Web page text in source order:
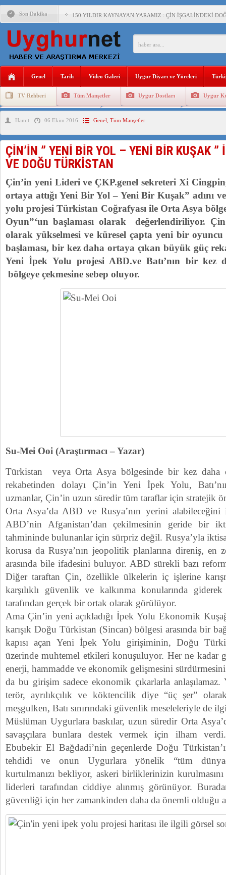
Son Dakika 150 YILDIR KAYNAYAN YARAMIZ : ÇİN İŞGALİNDEKİ
ÇİN’İN UYGUR POLİTİKALARINI ÖVEN DİYANET
ÇİN’İN ANKARA BÜYÜKELÇİSİ JİANG’İN TRABZON
İŞGALCİ ÇİN’DEN “FETİHLER SULTANI
İŞGALCİ ÇİN,DOĞU TÜRKİSTAN’DA EN AZ 143 BİN
Genel Tarih Video Galeri Uygur Diyarı ve Yöreleri
TV Rehberi Tüm Manşetler Uygur Dostları Uygur
Uygurlarda Düğün ve Cenaze
Hamit 06 Ekim 2016 Genel Tüm Manşetler
ÇİN’İN ” YENİ BİR YOL – YENİ BİR KUŞAK ”
VE DOĞU TÜRKİSTAN
Çin’in yeni Lideri ve ÇKP.genel sekreteri Xi
ortaya attığı Yeni Bir Yol – Yeni Bir Kuşak” adını
yolu projesi Türkistan Coğrafyası ile Orta Asya
Oyun”‘un başlaması olarak değerlendiriliyor.
olarak yükselmesi ve küresel çapta yeni bir
başlaması, bir kez daha ortaya çıkan büyük güç
Yeni İpek Yolu projesi ABD.ve Batı’nın bir
bölgeye çekmesine sebep oluyor.
Su-Mei Ooi (Araştırmacı – Yazar)
Türkistan veya Orta Asya bölgesinde bir kez daha
rekabetinden dolayı Çin’in Yeni İpek Yolu,
uzmanlar, Çin’in uzun süredir tüm taraflar için stratejik
Orta Asya’da ABD ve Rusya’nın yerini
ABD’nin Afganistan’dan çekilmesinin geride bir
tahmininde bulunanlar için sürpriz değil. Rusya’yla
korusa da Rusya’nın jeopolitik planlarına direniş, en
arasında bile ifadesini buluyor. ABD sürekli bazı
Diğer taraftan Çin, özellikle ülkelerin iç işlerine
karşılıklı güvenlik ve kalkınma konularında
tarafından gerçek bir ortak olarak görülüyor.
Ama Çin’in yeni açıkladığı İpek Yolu Ekonomik
karışık Doğu Türkistan (Sincan) bölgesi arasında bir
kapısı açan Yeni İpek Yolu girişiminin, Doğu
üzerinde muhtemel etkileri konuşuluyor. Her ne kadar
enerji, hammadde ve ekonomik gelişmesini
da bu girişim sadece ekonomik çıkarlarla
terör, ayrılıkçılık ve köktencilik diye “üç şer”
meşgulken, Batı sınırındaki güvenlik meseleleriyle de
Müslüman Uygurlara baskılar, uzun süredir Orta
savaşçılara bunlara destek vermek için ilham
Ebubekir El Bağdadi’nin geçenlerde Doğu
tehdidi ve onun Uygurlara yönelik “tüm
kurtulmanızı bekliyor, askeri birliklerinizin
liderleri tarafından ciddiye alınmış görünüyor.
güvenliği için her zamankinden daha da önemli olduğu